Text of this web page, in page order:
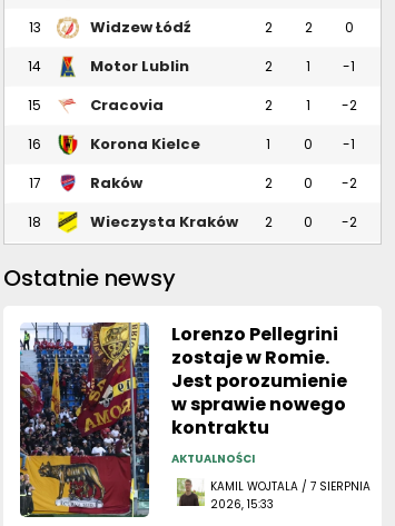
13 Widzew Łódź 2 2 0
14 Motor Lublin 2 1 -1
15 Cracovia 2 1 -2
16 Korona Kielce 1 0 -1
17
Raków
2 0 -2
18 Wieczysta Kraków 2 0 -2
Ostatnie newsy
Lorenzo Pellegrini
zostaje w Romie.
Jest porozumienie
w sprawie nowego
kontraktu
AKTUALNOŚCI
KAMIL WOJTALA / 7 SIERPNIA
2026, 15:33